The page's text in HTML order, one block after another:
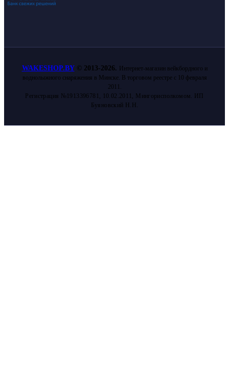
WAKESHOP.BY © 2013-2026.
Интернет-магазин вейкбордного и
воднолыжного снаряжения в Минске. В торговом реестре с 10 февраля
2011.
Регистрация №1913396781, 10.02.2011, Мингорисполкомом. ИП
Буяновский Н.Н.